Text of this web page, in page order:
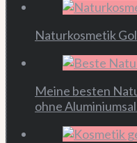
Naturkosmetik
Meine besten
ohne